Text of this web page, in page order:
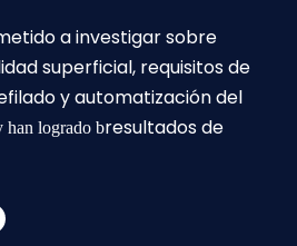
a investigar sobre
superficial, requisitos de
y automatización del
han logrado bresultados de